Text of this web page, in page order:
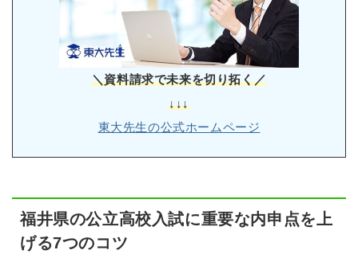
＼資料請求で未来を切り拓く／
↓↓↓
東大先生の公式ホームページ
福井県の公立高校入試に重要な内申点を上
げる7つのコツ